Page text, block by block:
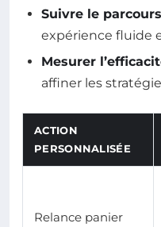
Suivre le
expérience fluide
Mesurer
affiner les
ACTION
PERSONNALISÉE
Relance panier